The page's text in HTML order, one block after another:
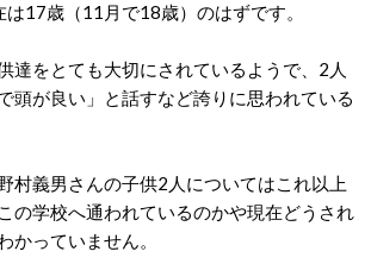
17歳（11月で18歳）のはずです。
達をとても大切にされているようで、2人
頭が良い」と話すなど誇りに思われている
村義男さんの子供2人についてはこれ以上
の学校へ通われているのかや現在どうされ
かっていません。